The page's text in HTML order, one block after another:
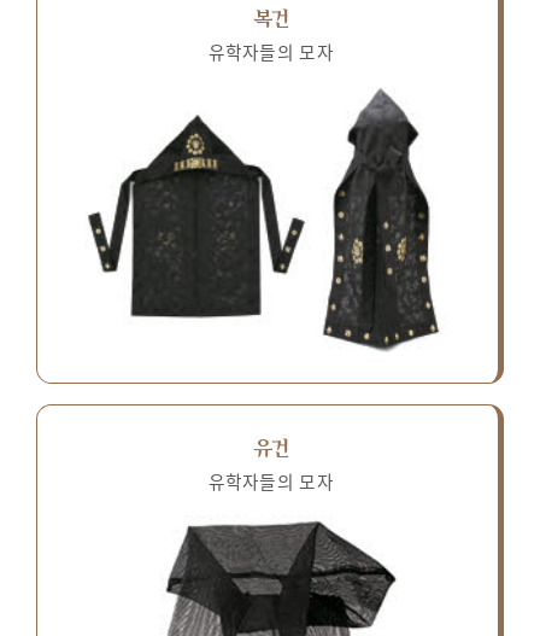
복건
유학자들의 모자
유건
유학자들의 모자